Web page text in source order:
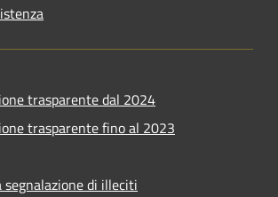
trasparente dal 2024
trasparente fino al 2023
segnalazione di illeciti